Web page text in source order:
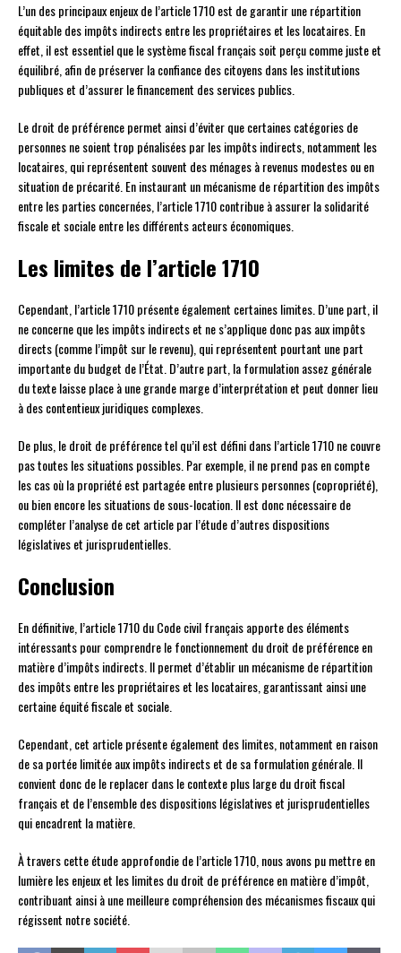
L’un des principaux enjeux de l’article 1710 est de garantir une répartition
équitable des impôts indirects entre les propriétaires et les locataires. En
effet, il est essentiel que le système fiscal français soit perçu comme juste et
équilibré, afin de préserver la confiance des citoyens dans les institutions
publiques et d’assurer le financement des services publics.
Le droit de préférence permet ainsi d’éviter que certaines catégories de
personnes ne soient trop pénalisées par les impôts indirects, notamment les
locataires, qui représentent souvent des ménages à revenus modestes ou en
situation de précarité. En instaurant un mécanisme de répartition des impôts
entre les parties concernées, l’article 1710 contribue à assurer la solidarité
fiscale et sociale entre les différents acteurs économiques.
Les limites de l’article 1710
Cependant, l’article 1710 présente également certaines limites. D’une part, il
ne concerne que les impôts indirects et ne s’applique donc pas aux impôts
directs (comme l’impôt sur le revenu), qui représentent pourtant une part
importante du budget de l’État. D’autre part, la formulation assez générale
du texte laisse place à une grande marge d’interprétation et peut donner lieu
à des contentieux juridiques complexes.
De plus, le droit de préférence tel qu’il est défini dans l’article 1710 ne couvre
pas toutes les situations possibles. Par exemple, il ne prend pas en compte
les cas où la propriété est partagée entre plusieurs personnes (copropriété),
ou bien encore les situations de sous-location. Il est donc nécessaire de
compléter l’analyse de cet article par l’étude d’autres dispositions
législatives et jurisprudentielles.
Conclusion
En définitive, l’article 1710 du Code civil français apporte des éléments
intéressants pour comprendre le fonctionnement du droit de préférence en
matière d’impôts indirects. Il permet d’établir un mécanisme de répartition
des impôts entre les propriétaires et les locataires, garantissant ainsi une
certaine équité fiscale et sociale.
Cependant, cet article présente également des limites, notamment en raison
de sa portée limitée aux impôts indirects et de sa formulation générale. Il
convient donc de le replacer dans le contexte plus large du droit fiscal
français et de l’ensemble des dispositions législatives et jurisprudentielles
qui encadrent la matière.
À travers cette étude approfondie de l’article 1710, nous avons pu mettre en
lumière les enjeux et les limites du droit de préférence en matière d’impôt,
contribuant ainsi à une meilleure compréhension des mécanismes fiscaux qui
régissent notre société.